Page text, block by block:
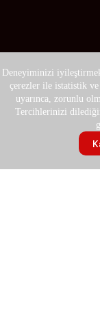
Deneyiminizi
çerezler ile istatistik
uyarınca, zorunlu
Tercihlerinizi